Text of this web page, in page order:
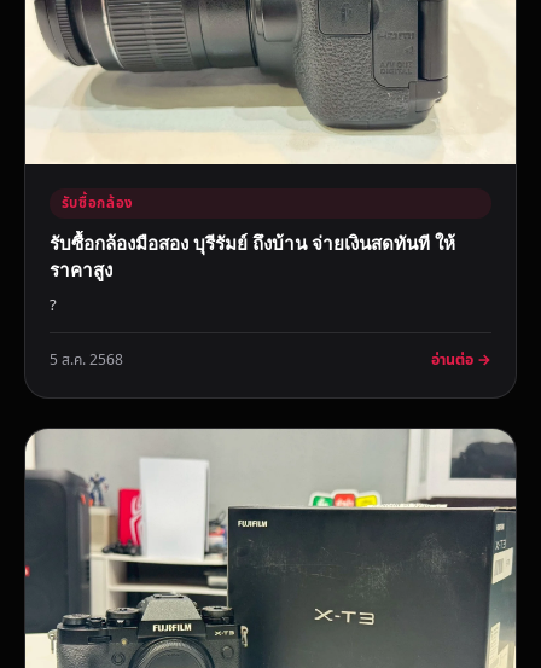
รับซื้อกล้อง
รับซื้อกล้องมือสอง บุรีรัมย์ ถึงบ้าน จ่ายเงินสดทันที ให้
ราคาสูง
?
5 ส.ค. 2568 อ่านต่อ →